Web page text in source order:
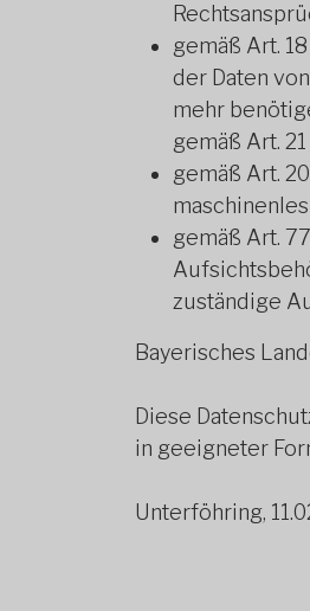
gemäß Art.
der Daten
mehr
gemäß Art.
gemäß Art.
gemäß Art.
zuständige
Bayerisches
Diese
in geeigneter
Unterföhring,